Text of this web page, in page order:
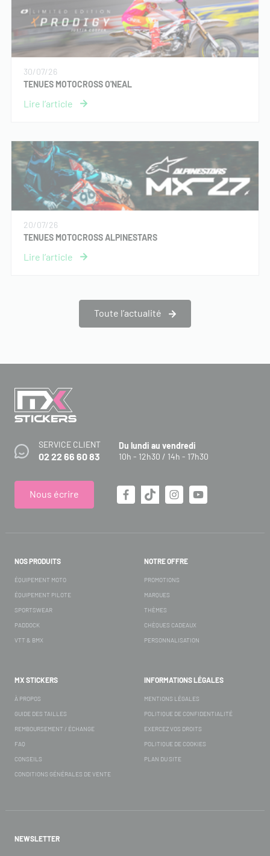
30/07/26
TENUES MOTOCROSS O'NEAL
20/07/26
TENUES MOTOCROSS ALPINESTARS
Toute l’actualité
SERVICE CLIENT
02 22 66 60 83
Du lundi au vendredi
10h - 12h30 / 14h - 17h30
Nous écrire
NOS PRODUITS
ÉQUIPEMENT MOTO
ÉQUIPEMENT PILOTE
SPORTSWEAR
PADDOCK
VTT & BMX
NOTRE OFFRE
PROMOTIONS
MARQUES
THÈMES
CHÈQUES CADEAUX
PERSONNALISATION
MX STICKERS
À PROPOS
GUIDE DES TAILLES
REMBOURSEMENT / ÉCHANGE
FAQ
CONSEILS
CONDITIONS GÉNÉRALES DE VENTE
INFORMATIONS LÉGALES
MENTIONS LÉGALES
POLITIQUE DE CONFIDENTIALITÉ
EXERCEZ VOS DROITS
POLITIQUE DE COOKIES
PLAN DU SITE
NEWSLETTER